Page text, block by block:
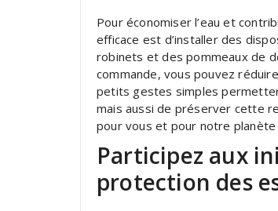
Pour économiser l’eau et
efficace est d’installer des
robinets et des pommeaux de
commande, vous pouvez
petits gestes simples
mais aussi de préserver cette
pour vous et pour notre planète
Participez aux
protection des